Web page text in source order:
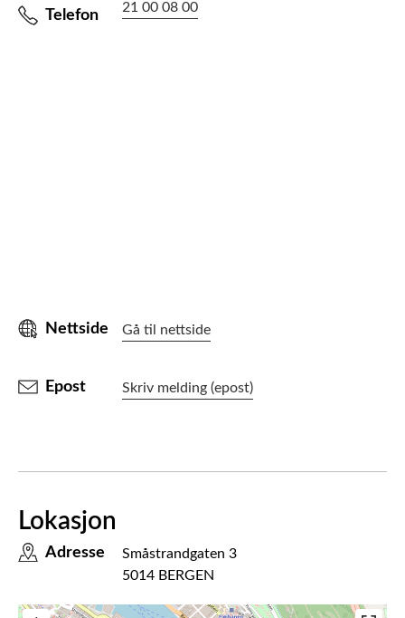
Telefon 21 00 08 00
Nettside Gå til nettside
Epost Skriv melding (epost)
Lokasjon
Adresse
Småstrandgaten 3
5014 BERGEN